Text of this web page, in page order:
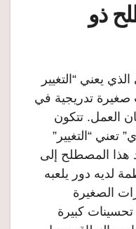
ذو
يعني “التغيير
صغيرة تدريجية في
العمل. تتكون
“التغيير”
هذا المصطلح إلى
لديه دور يلعبه
الصغيرة
كبيرة